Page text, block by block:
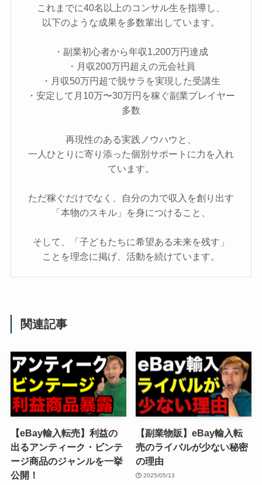
これまでに40名以上のコンサル生を指導し、
以下のような成果を多数輩出しています。
・副業初心者から年収1,200万円達成
・月収200万円超えの元会社員
・月収50万円超で脱サラを実現した受講生
・安定して月10万〜30万円を稼ぐ副業プレイヤー
多数
再現性のある実践ノウハウと、
一人ひとりに寄り添った個別サポートに力を入れ
ています。
ただ稼ぐだけでなく、自分の力で収入を創り出す
「本物のスキル」を身につけること、
そして、「子どもたちに希望ある未来を残す」
ことを理念に掲げ、活動を続けています。
関連記事
【eBay輸入転売】利益の
出るアンティーク・ビンテ
ージ商品のジャンルを一挙
公開！
【副業物販】eBay輸入転
売のライバルが少ない秘密
の理由
2025/05/13